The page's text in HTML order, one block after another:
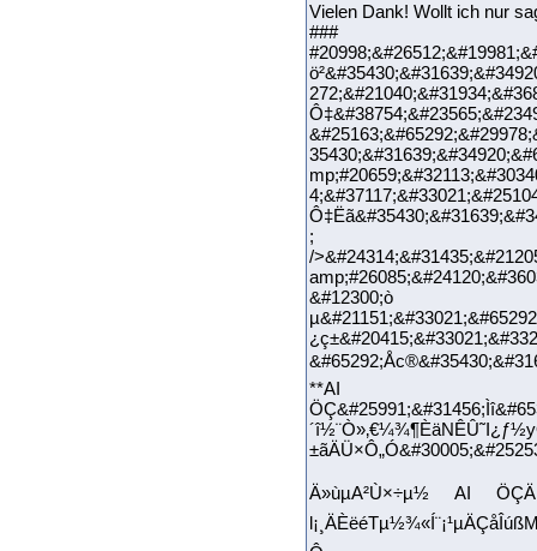
Vielen Dank! Wollt ich nur
###
;
/
&#12300;ò
**AI
Ä»ùµA²Ù×÷µ½ AI